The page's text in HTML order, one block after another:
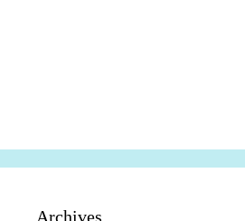
Archives